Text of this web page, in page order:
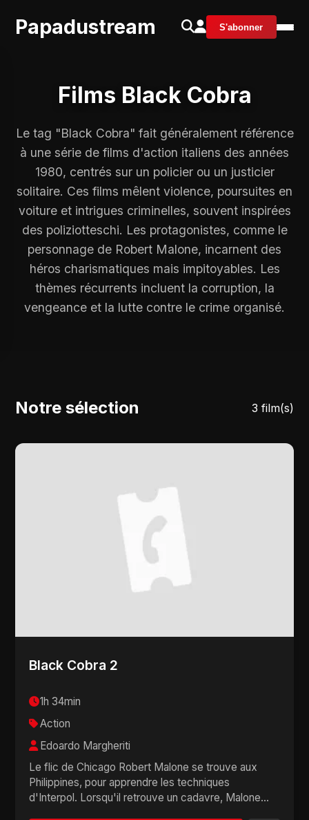
Papadustream S'abonner
Films Black Cobra
Le tag "Black Cobra" fait généralement référence
à une série de films d'action italiens des années
1980, centrés sur un policier ou un justicier
solitaire. Ces films mêlent violence, poursuites en
voiture et intrigues criminelles, souvent inspirées
des poliziotteschi. Les protagonistes, comme le
personnage de Robert Malone, incarnent des
héros charismatiques mais impitoyables. Les
thèmes récurrents incluent la corruption, la
vengeance et la lutte contre le crime organisé.
Notre sélection 3 film(s)
Black Cobra 2
1h 34min
Action
Edoardo Margheriti
Le flic de Chicago Robert Malone se trouve aux
Philippines, pour apprendre les techniques
d'Interpol. Lorsqu'il retrouve un cadavre, Malone